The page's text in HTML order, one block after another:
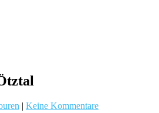
| Keine Kommentare